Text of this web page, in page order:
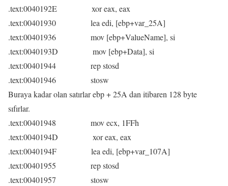
.text:0040192E xor eax, eax
.text:00401930 lea edi, [ebp+var_25A]
.text:00401936 mov [ebp+ValueName], si
.text:0040193D mov [ebp+Data], si
.text:00401944 rep stosd
.text:00401946 stosw
Buraya kadar olan satırlar ebp + 25A dan itibaren 128 byte
sıfırlar.
.text:00401948 mov ecx, 1FFh
.text:0040194D xor eax, eax
.text:0040194F lea edi, [ebp+var_107A]
.text:00401955 rep stosd
.text:00401957 stosw